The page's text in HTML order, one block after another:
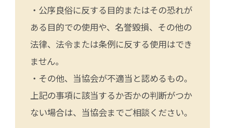
・公序良俗に反する目的またはその恐れが
ある目的での使用や、名誉毀損、その他の
法律、法令または条例に反する使用はでき
ません。
・その他、当協会が不適当と認めるもの。
上記の事項に該当するか否かの判断がつか
ない場合は、当協会までご相談ください。